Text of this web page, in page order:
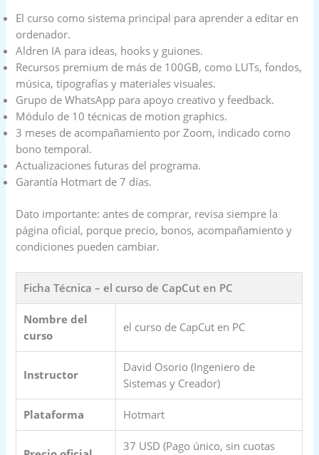
El curso como sistema principal para aprender a editar en
ordenador.
Aldren IA para ideas, hooks y guiones.
Recursos premium de más de 100GB, como LUTs, fondos,
música, tipografías y materiales visuales.
Grupo de WhatsApp para apoyo creativo y feedback.
Módulo de 10 técnicas de motion graphics.
3 meses de acompañamiento por Zoom, indicado como
bono temporal.
Actualizaciones futuras del programa.
Garantía Hotmart de 7 días.
Dato importante: antes de comprar, revisa siempre la
página oficial, porque precio, bonos, acompañamiento y
condiciones pueden cambiar.
Ficha Técnica – el curso de CapCut en PC
Nombre del
curso
el curso de CapCut en PC
Instructor
David Osorio (Ingeniero de
Sistemas y Creador)
Plataforma Hotmart
37 USD (Pago único, sin cuotas